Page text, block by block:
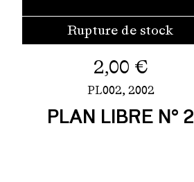
Rupture de stock
2,00 €
PL002, 2002
PLAN LIBRE N° 2